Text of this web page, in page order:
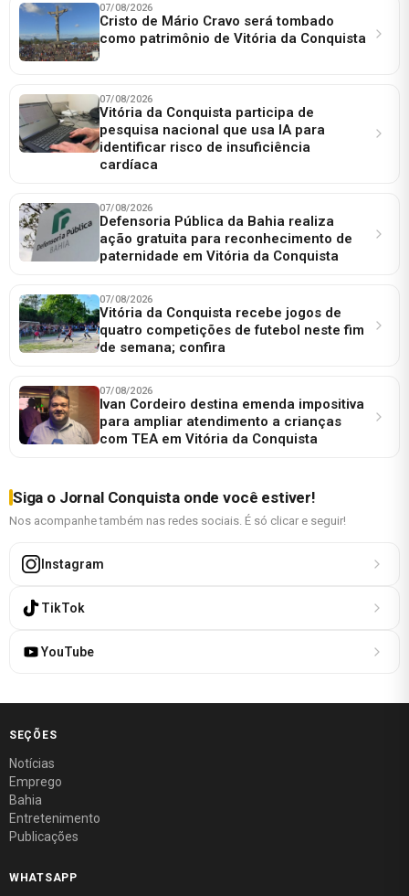
07/08/2026
Cristo de Mário Cravo será tombado
como patrimônio de Vitória da Conquista
07/08/2026
Vitória da Conquista participa de
pesquisa nacional que usa IA para
identificar risco de insuficiência
cardíaca
07/08/2026
Defensoria Pública da Bahia realiza
ação gratuita para reconhecimento de
paternidade em Vitória da Conquista
07/08/2026
Vitória da Conquista recebe jogos de
quatro competições de futebol neste fim
de semana; confira
07/08/2026
Ivan Cordeiro destina emenda impositiva
para ampliar atendimento a crianças
com TEA em Vitória da Conquista
Siga o Jornal Conquista onde você estiver!
Nos acompanhe também nas redes sociais. É só clicar e seguir!
Instagram
TikTok
YouTube
SEÇÕES
Notícias
Emprego
Bahia
Entretenimento
Publicações
WHATSAPP